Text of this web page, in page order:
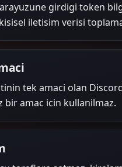
girdigi token
iletisim verisi
tek amaci olan
bir amac icin kullanilmaz.